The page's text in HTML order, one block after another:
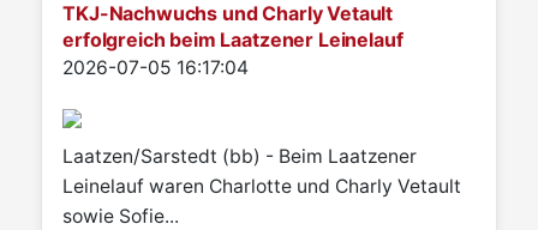
TKJ-Nachwuchs und Charly Vetault
erfolgreich beim Laatzener Leinelauf
Details
2026-07-05 16:17:04
Laatzen/Sarstedt (bb) - Beim Laatzener
Leinelauf waren Charlotte und Charly Vetault
sowie Sofie...